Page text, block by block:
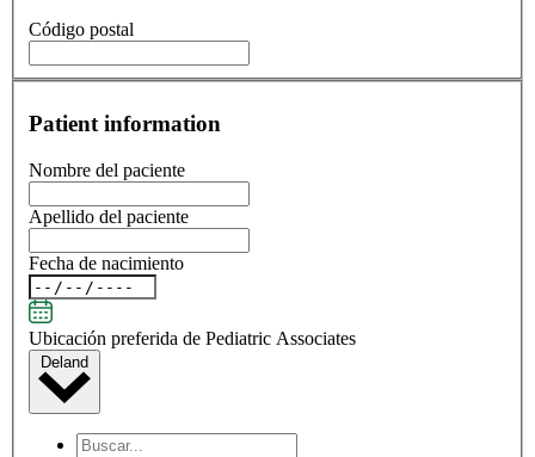
Código postal
Patient information
Nombre del paciente
Apellido del paciente
Fecha de nacimiento
Ubicación preferida de Pediatric Associates
Deland